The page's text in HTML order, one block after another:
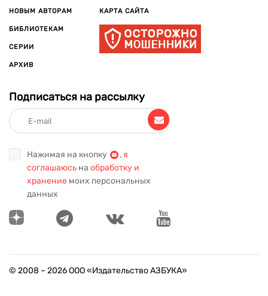
НОВЫМ АВТОРАМ
БИБЛИОТЕКАМ
СЕРИИ
АРХИВ
КАРТА САЙТА
Подписаться на рассылку
Нажимая на кнопку , я
соглашаюсь на обработку и
хранение моих персональных
данных
© 2008 – 2026ООО «Издательство АЗБУКА»